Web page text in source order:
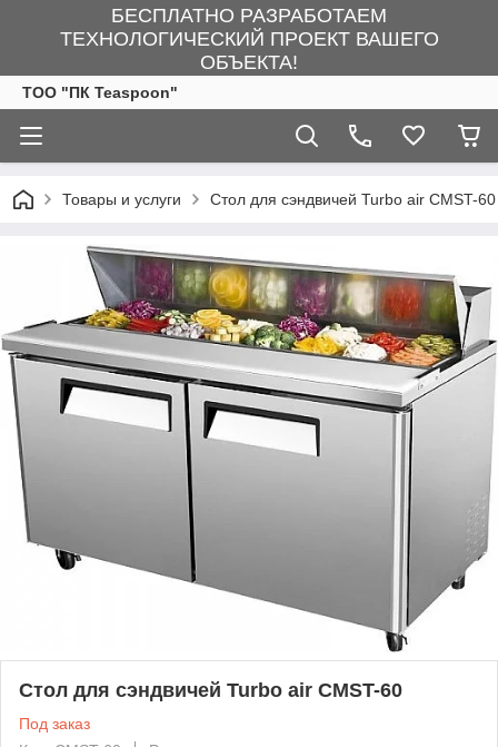
БЕСПЛАТНО РАЗРАБОТАЕМ
ТЕХНОЛОГИЧЕСКИЙ ПРОЕКТ ВАШЕГО
ОБЪЕКТА!
ТОО "ПК Teaspoon"
Товары и услуги Стол для сэндвичей Turbo air CMST-60
Стол для сэндвичей Turbo air CMST-60
Под заказ